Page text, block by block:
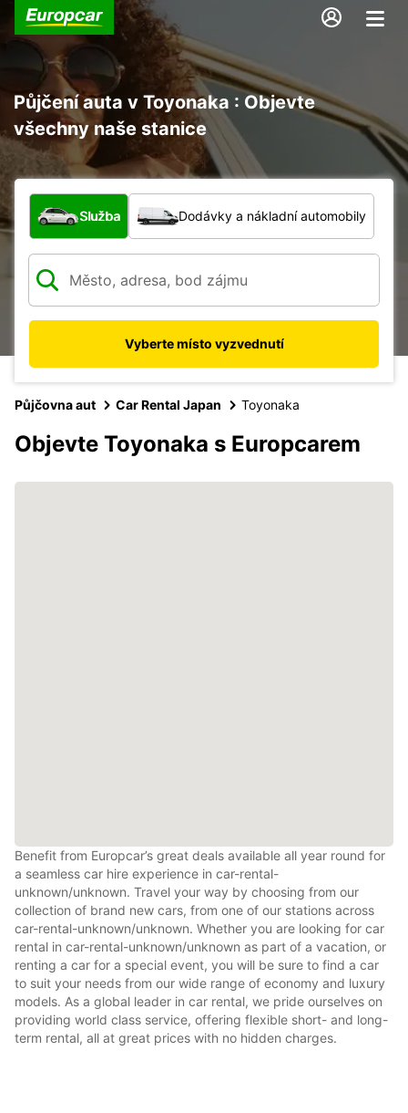
Půjčení auta v Toyonaka : Objevte
všechny naše stanice
Jaký typ vozidla?
Služba Dodávky a nákladní automobily
Vyberte místo vyzvednutí
Půjčovna aut Car Rental Japan Toyonaka
Objevte Toyonaka s Europcarem
Benefit from Europcar’s great deals available all year round for
a seamless car hire experience in car-rental-
unknown/unknown. Travel your way by choosing from our
collection of brand new cars, from one of our stations across
car-rental-unknown/unknown. Whether you are looking for car
rental in car-rental-unknown/unknown as part of a vacation, or
renting a car for a special event, you will be sure to find a car
to suit your needs from our wide range of economy and luxury
models. As a global leader in car rental, we pride ourselves on
providing world class service, offering flexible short- and long-
term rental, all at great prices with no hidden charges.